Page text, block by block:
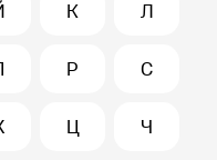
К Л
Р С
Ц Ч